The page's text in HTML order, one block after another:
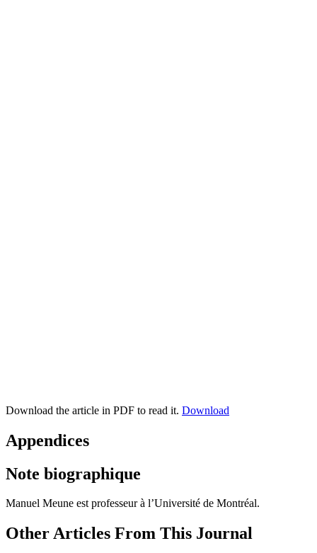
Download the article in PDF to read it. Download
Appendices
Note biographique
Manuel Meune est professeur à l’Université de Montréal.
Other Articles From This Journal